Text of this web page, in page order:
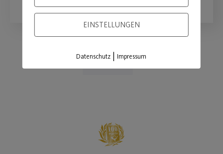
Load More
EINSTELLUNGEN
Datenschutz |Impressum